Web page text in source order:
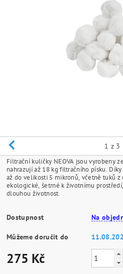
1 z 3
Filtrační kuličky NEOVA jsou vyrobeny
nahrazují až 18 kg filtračního písku.
až do velikosti 5 mikronů, včetně tuků
ekologické, šetrné k životnímu
dlouhou životnost.
Dostupnost Na
Můžeme doručit do
275 Kč